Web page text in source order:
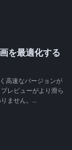
を最適化する
高速なバージョンが
レビューがより滑ら
ません。...